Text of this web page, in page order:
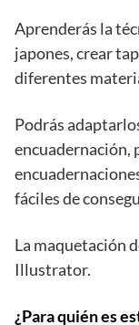
Aprenderás la
japones, crear
diferentes
Podrás
encuadernación,
fáciles de
La maquetación
Illustrator.
¿Para quién es